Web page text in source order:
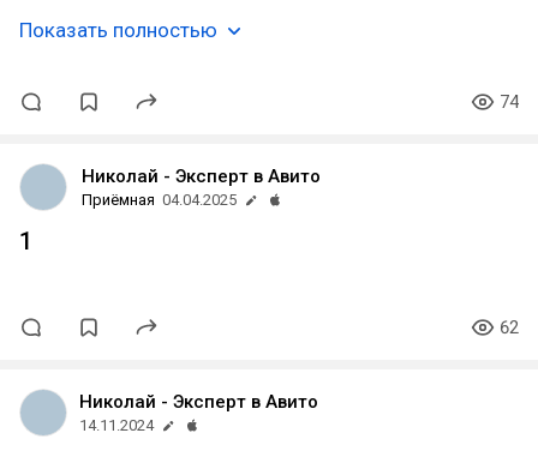
Показать полностью
74
Николай - Эксперт в Авито
Приёмная 04.04.2025
1
62
Николай - Эксперт в Авито
14.11.2024